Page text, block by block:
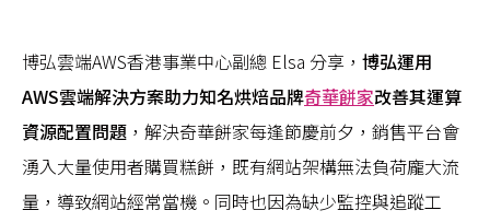
博弘雲端AWS香港事業中心副總 Elsa 分享， 博弘運用
AWS雲端解決方案助力知名烘焙品牌奇華餅家改善其運算
資源配置問題 ，解決奇華餅家每逢節慶前夕，銷售平台會
湧入大量使用者購買糕餅，既有網站架構無法負荷龐大流
量，導致網站經常當機。同時也因為缺少監控與追蹤工